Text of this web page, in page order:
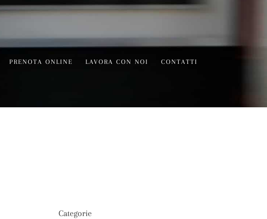
PRENOTA ONLINE LAVORA CON NOI CONTATTI
Categorie